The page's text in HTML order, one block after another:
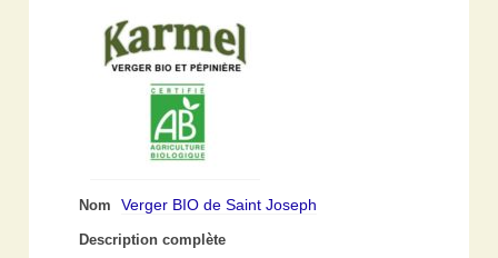
Nom Verger BIO de Saint Joseph
Description complète